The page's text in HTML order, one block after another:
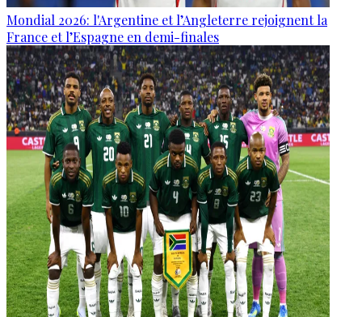
Mondial 2026: l'Argentine et l’Angleterre rejoignent la
France et l’Espagne en demi-finales